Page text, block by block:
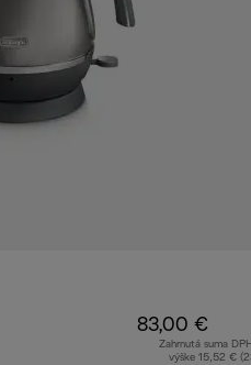
83,00 €
Zahrnutá suma
výške 15,52 €